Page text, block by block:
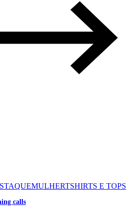
MULHERTSHIRTS E TOPS
calls